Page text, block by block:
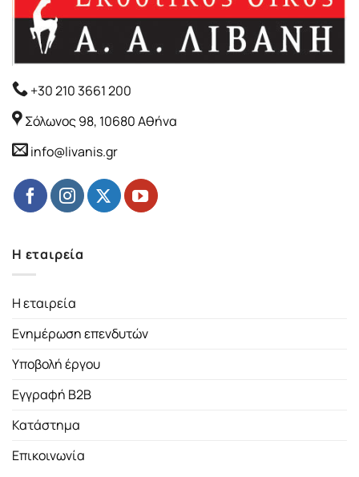
+30 210 3661 200
Σόλωνος 98, 10680 Αθήνα
info@livanis.gr
Η εταιρεία
Η εταιρεία
Ενημέρωση επενδυτών
Υποβολή έργου
Εγγραφή B2B
Κατάστημα
Επικοινωνία